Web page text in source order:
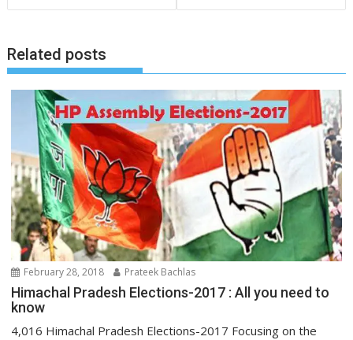
Related posts
February 28, 2018 Prateek Bachlas
Himachal Pradesh Elections-2017 : All you need to
know
4,016 Himachal Pradesh Elections-2017 Focusing on the